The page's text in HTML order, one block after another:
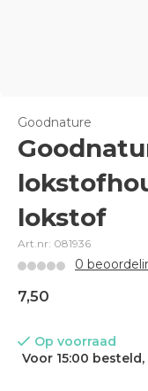
Goodnature
lokstof
Art.nr: 081936
0
7,50
Op voorraad
Voor 15:00